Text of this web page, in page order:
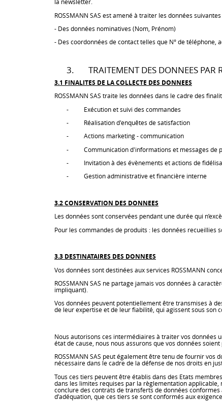
la newsletter.
ROSSMANN SAS est amené à traiter les données suivantes
- Des données nominatives (Nom, Prénom)
- Des coordonnées de contact telles que N° de
3. TRAITEMENT DES DONNEES PAR
3.1 FINALITES DE LA COLLECTE DES DONNEES
ROSSMANN SAS traite les données dans le cadre des
- Exécution et suivi des commandes
- Réalisation d'enquêtes de satisfaction
- Actions marketing - communication
- Communication d'informations et messages de
- Invitation à des évènements et actions de
- Gestion administrative et financière interne
3.2 CONSERVATION DES DONNEES
Les données sont conservées pendant une durée qui
Pour les commandes de produits : les données recueillies
3.3 DESTINATAIRES DES DONNEES
Vos données sont destinées aux services ROSSMANN
ROSSMANN SAS ne partage jamais vos données à
impliquant).
Vos données peuvent potentiellement être transmises à
de leur expertise et de leur fiabilité, qui agissent sous son
Nous autorisons ces intermédiaires à traiter vos données
état de cause, nous nous assurons que vos données
ROSSMANN SAS peut également être tenu de fournir vos
nécessaire dans le cadre de la défense de nos droits en
Tous ces tiers peuvent être établis dans des Etats
dans les limites requises par la règlementation applicable,
conclure des contrats de transferts de données
d’adéquation, que ces tiers se sont conformés aux